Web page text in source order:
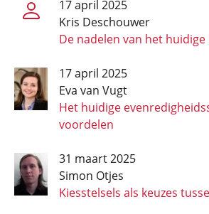
17 april 2025
Kris Deschouwer
De nadelen van het huidige
17 april 2025
Eva van Vugt
Het huidige
voordelen
31 maart 2025
Simon Otjes
Kiesstelsels als keuzes